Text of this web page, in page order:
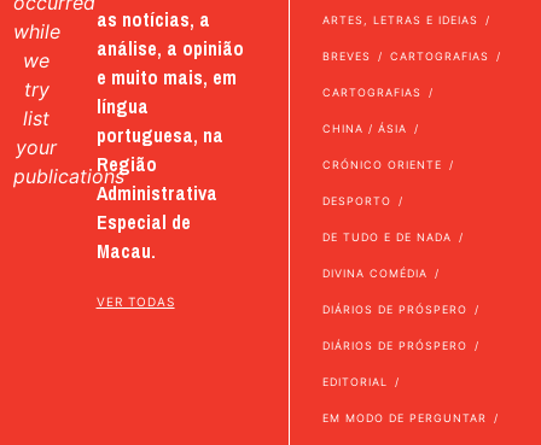
while
we
try
list
your
publications
as notícias, a
análise, a opinião
e muito mais, em
língua
portuguesa, na
Região
Administrativa
Especial de
Macau.
VER TODAS
ARTES, LETRAS E IDEIAS
BREVES CARTOGRAFIAS
CARTOGRAFIAS
CHINA / ÁSIA
CRÓNICO ORIENTE
DESPORTO
DE TUDO E DE NADA
DIVINA COMÉDIA
DIÁRIOS DE PRÓSPERO
DIÁRIOS DE PRÓSPERO
EDITORIAL
EM MODO DE PERGUNTAR